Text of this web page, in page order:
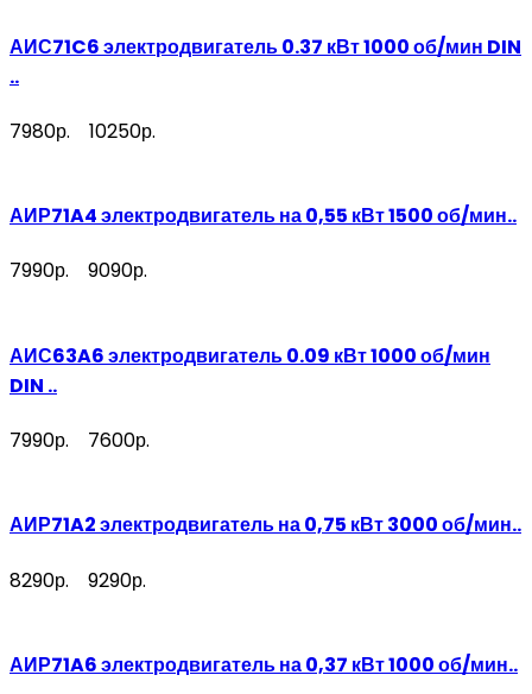
АИС71C6 электродвигатель 0.37 кВт 1000 об/мин DIN
..
7980р. 10250р.
АИР71A4 электродвигатель на 0,55 кВт 1500 об/мин..
7990р. 9090р.
АИС63A6 электродвигатель 0.09 кВт 1000 об/мин
DIN ..
7990р. 7600р.
АИР71A2 электродвигатель на 0,75 кВт 3000 об/мин..
8290р. 9290р.
АИР71A6 электродвигатель на 0,37 кВт 1000 об/мин..